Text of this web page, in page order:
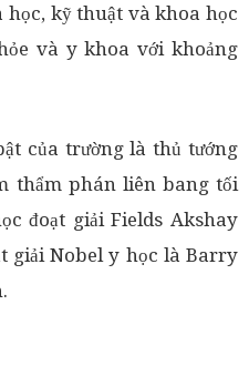
học, kỹ thuật và khoa học
và y khoa với khoảng
của trường là thủ tướng
thẩm phán liên bang tối
đoạt giải Fields Akshay
giải Nobel y học là Barry